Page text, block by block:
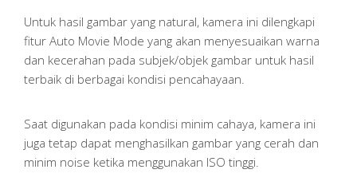
Untuk hasil gambar yang natural, kamera ini dilengkapi
fitur Auto Movie Mode yang akan menyesuaikan warna
dan kecerahan pada subjek/objek gambar untuk hasil
terbaik di berbagai kondisi pencahayaan.
Saat digunakan pada kondisi minim cahaya, kamera ini
juga tetap dapat menghasilkan gambar yang cerah dan
minim noise ketika menggunakan ISO tinggi.